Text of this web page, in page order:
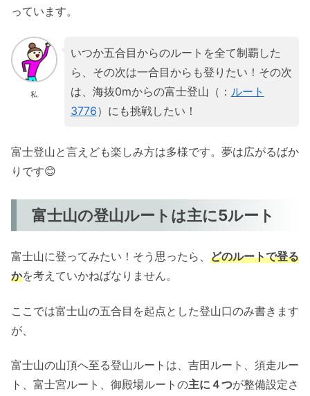
っています。
私
いつか五合目からのルートを全て制覇した
ら、その次は一合目からも登りたい！その次
は、海抜0mからの富士登山（： ルート
3776）にも挑戦したい！
富士登山と言えども楽しみ方は多様です。夢は広がるばか
りです😊
富士山の登山ルートは主に5ルート
富士山に登ってみたい！そう思ったら、 どのルートで登る
かを考えていかねばなりません。
ここでは富士山の五合目を起点とした登山口のみ書きます
が、
富士山の山頂へ至る登山ルートは、吉田ルート、須走ルー
ト、富士宮ルート、御殿場ルートの主に４つが整備設定さ